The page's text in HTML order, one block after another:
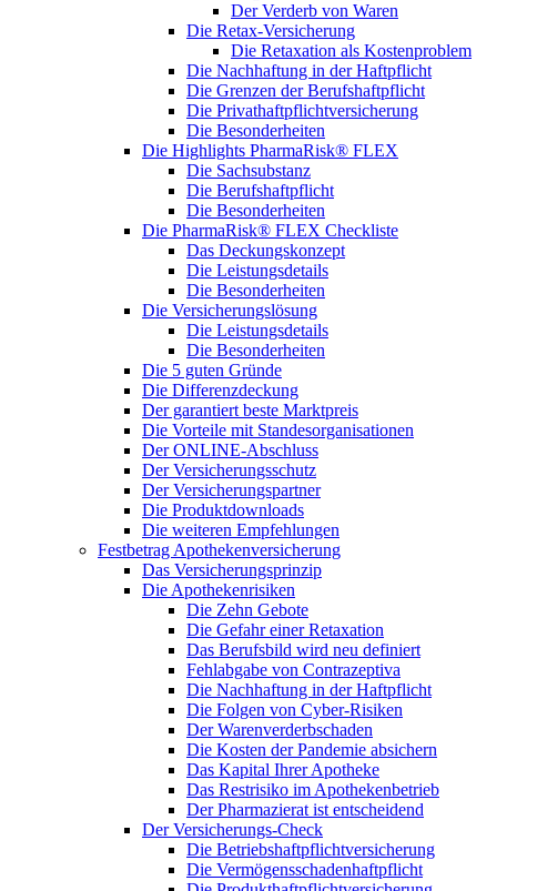
Der Verderb von Waren
Die Retax-Versicherung
Die Retaxation als Kostenproblem
Die Nachhaftung in der Haftpflicht
Die Grenzen der Berufshaftpflicht
Die Privathaftpflichtversicherung
Die Besonderheiten
Die Highlights PharmaRisk® FLEX
Die Sachsubstanz
Die Berufshaftpflicht
Die Besonderheiten
Die PharmaRisk® FLEX Checkliste
Das Deckungskonzept
Die Leistungsdetails
Die Besonderheiten
Die Versicherungslösung
Die Leistungsdetails
Die Besonderheiten
Die 5 guten Gründe
Die Differenzdeckung
Der garantiert beste Marktpreis
Die Vorteile mit Standesorganisationen
Der ONLINE-Abschluss
Der Versicherungsschutz
Der Versicherungspartner
Die Produktdownloads
Die weiteren Empfehlungen
Festbetrag Apothekenversicherung
Das Versicherungsprinzip
Die Apothekenrisiken
Die Zehn Gebote
Die Gefahr einer Retaxation
Das Berufsbild wird neu definiert
Fehlabgabe von Contrazeptiva
Die Nachhaftung in der Haftpflicht
Die Folgen von Cyber-Risiken
Der Warenverderbschaden
Die Kosten der Pandemie absichern
Das Kapital Ihrer Apotheke
Das Restrisiko im Apothekenbetrieb
Der Pharmazierat ist entscheidend
Der Versicherungs-Check
Die Betriebshaftpflichtversicherung
Die Vermögensschadenhaftpflicht